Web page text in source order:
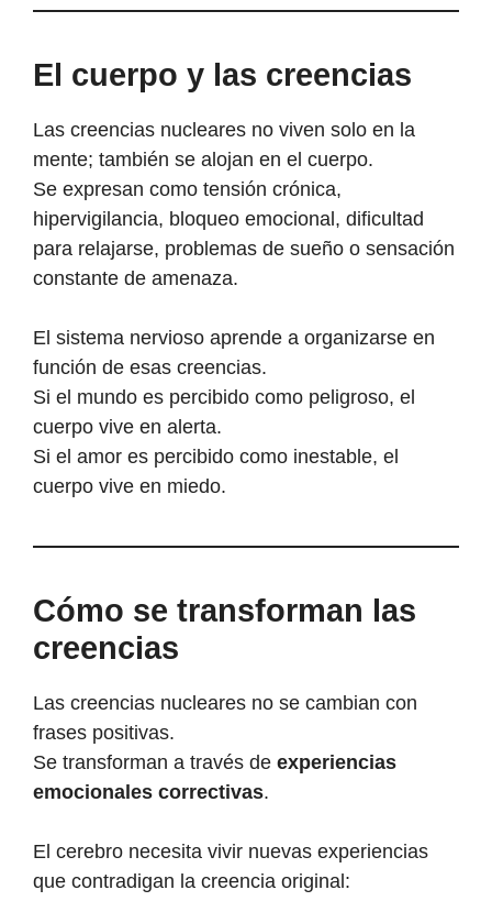
El cuerpo y las creencias
Las creencias nucleares no viven solo en la
mente; también se alojan en el cuerpo.
Se expresan como tensión crónica,
hipervigilancia, bloqueo emocional, dificultad
para relajarse, problemas de sueño o sensación
constante de amenaza.
El sistema nervioso aprende a organizarse en
función de esas creencias.
Si el mundo es percibido como peligroso, el
cuerpo vive en alerta.
Si el amor es percibido como inestable, el
cuerpo vive en miedo.
Cómo se transforman las
creencias
Las creencias nucleares no se cambian con
frases positivas.
Se transforman a través de experiencias
emocionales correctivas.
El cerebro necesita vivir nuevas experiencias
que contradigan la creencia original: